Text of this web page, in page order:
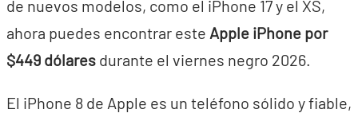
de nuevos modelos, como el iPhone 17 y el XS,
ahora puedes encontrar este Apple iPhone por
$449 dólares durante el viernes negro 2026.
El iPhone 8 de Apple es un teléfono sólido y fiable,